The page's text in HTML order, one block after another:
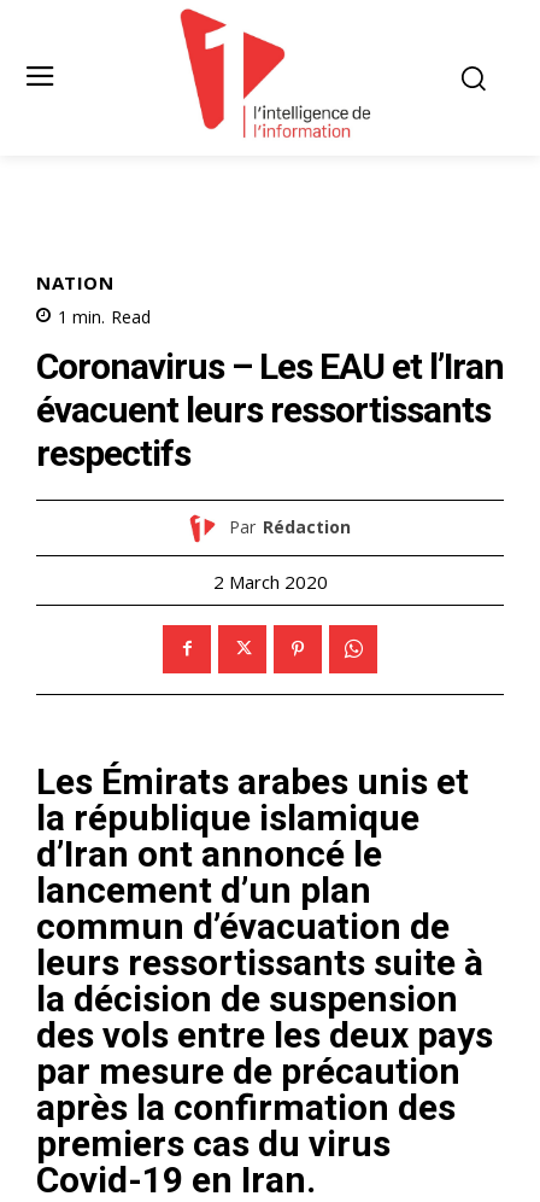
NATION
1 min. Read
Coronavirus – Les EAU et l’Iran
évacuent leurs ressortissants
respectifs
Par Rédaction
2 March 2020
Les Émirats arabes unis et
la république islamique
d’Iran ont annoncé le
lancement d’un plan
commun d’évacuation de
leurs ressortissants suite à
la décision de suspension
des vols entre les deux pays
par mesure de précaution
après la confirmation des
premiers cas du virus
Covid-19 en Iran.